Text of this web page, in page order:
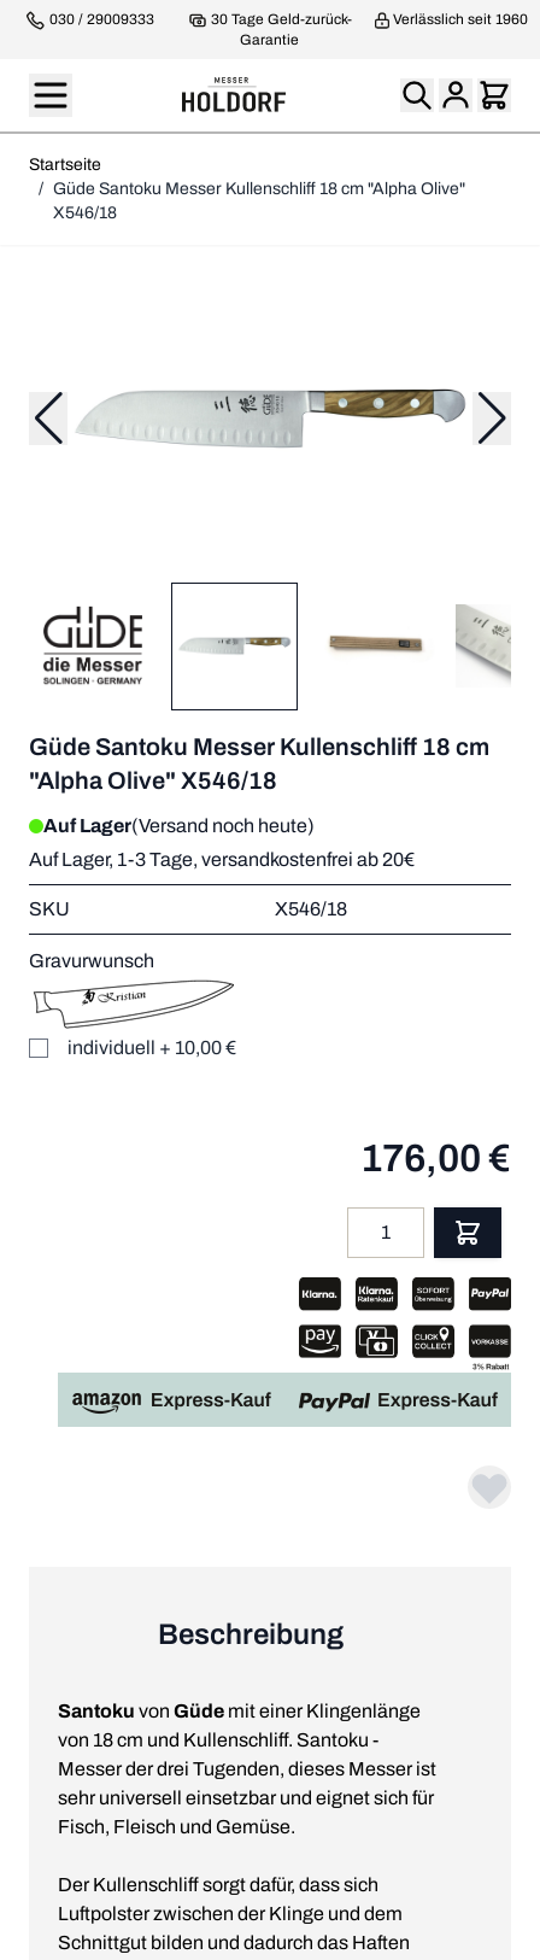
030 / 29009333
30 Tage Geld-zurück-
Garantie
Verlässlich seit 1960
Startseite
/ Güde Santoku Messer Kullenschliff 18 cm "Alpha Olive"
X546/18
Güde Santoku Messer Kullenschliff 18 cm
"Alpha Olive" X546/18
Auf Lager(Versand noch heute)
Auf Lager, 1-3 Tage, versandkostenfrei ab 20€
SKU X546/18
Gravurwunsch
individuell + 10,00 €
176,00 €
Beschreibung
Santoku von Güde mit einer Klingenlänge
von 18 cm und Kullenschliff. Santoku -
Messer der drei Tugenden, dieses Messer ist
sehr universell einsetzbar und eignet sich für
Fisch, Fleisch und Gemüse.
Der Kullenschliff sorgt dafür, dass sich
Luftpolster zwischen der Klinge und dem
Schnittgut bilden und dadurch das Haften